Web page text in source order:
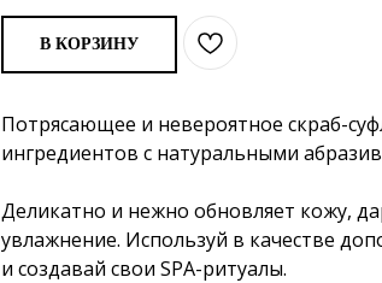
В КОРЗИНУ
Потрясающее и невероятное скраб-
ингредиентов с натуральными
Деликатно и нежно обновляет кожу,
увлажнение. Используй в качестве
и создавай свои SPA-ритуалы.